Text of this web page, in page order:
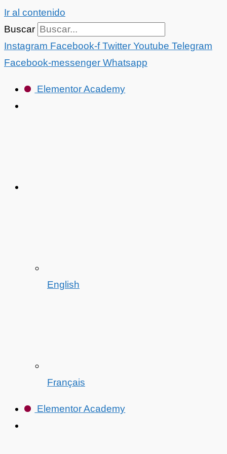
Ir al contenido
Buscar
Instagram Facebook-f Twitter Youtube Telegram
Facebook-messenger Whatsapp
Elementor Academy
English
Français
Elementor Academy